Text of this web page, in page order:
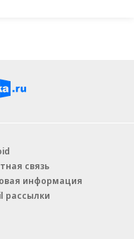
связь
информация
рассылки